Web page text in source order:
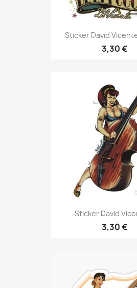
Sticker David
3,30 €
Sticker David
3,30 €